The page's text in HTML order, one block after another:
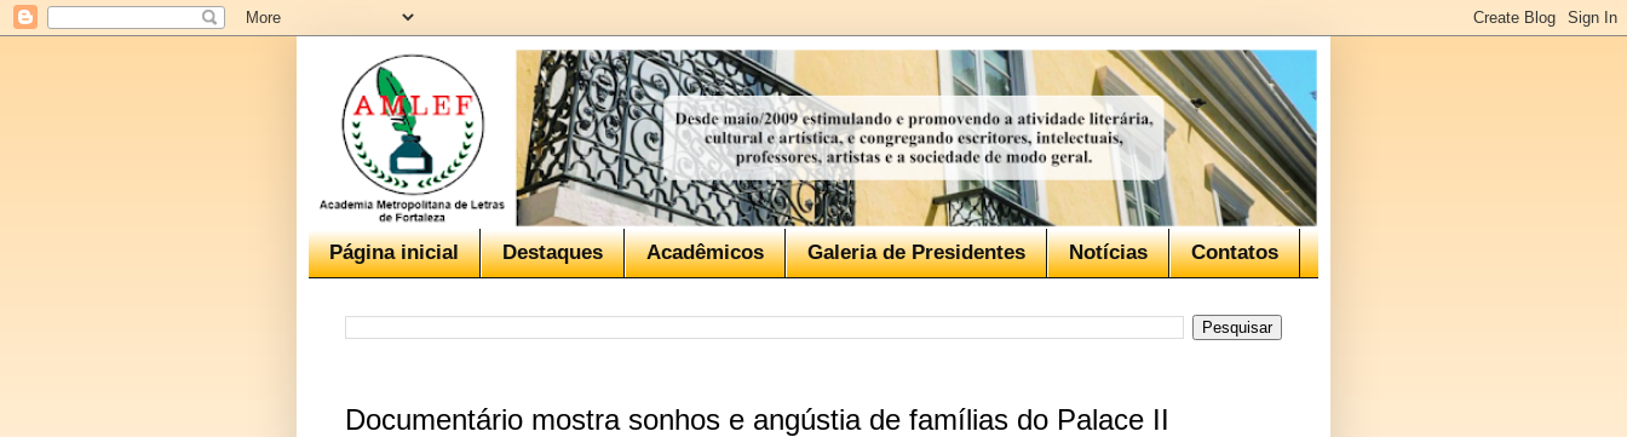
Página inicial Destaques Acadêmicos Galeria de Presidentes Notícias Contatos
Documentário mostra sonhos e angústia de famílias do Palace II